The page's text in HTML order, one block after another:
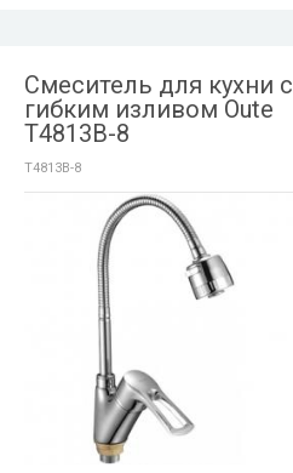
Смеситель для кухни с
гибким изливом Oute
T4813B-8
T4813B-8